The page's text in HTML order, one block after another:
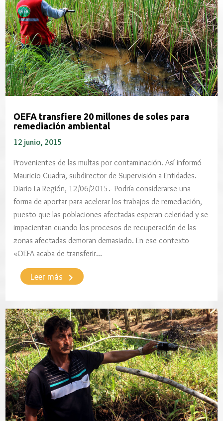
OEFA transfiere 20 millones de soles para
remediación ambiental
12 junio, 2015
Provenientes de las multas por contaminación. Así informó
Mauricio Cuadra, subdirector de Supervisión a Entidades.
Diario La Región, 12/06/2015.- Podría considerarse una
forma de aportar para acelerar los trabajos de remediación,
puesto que las poblaciones afectadas esperan celeridad y se
impacientan cuando los procesos de recuperación de las
zonas afectadas demoran demasiado. En ese contexto
«OEFA acaba de transferir…
Leer más keyboard_arrow_right